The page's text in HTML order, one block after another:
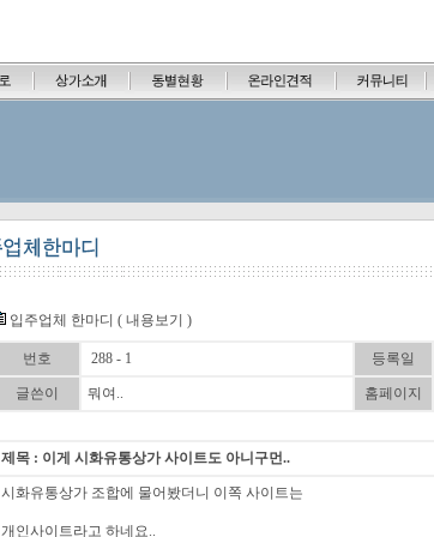
입주업체 한마디 ( 내용보기 )
번호 288 - 1 등록일
글쓴이 뭐여.. 홈페이지
제목 : 이게 시화유통상가 사이트도 아니구먼..
시화유통상가 조합에 물어봤더니 이쪽 사이트는
개인사이트라고 하네요..